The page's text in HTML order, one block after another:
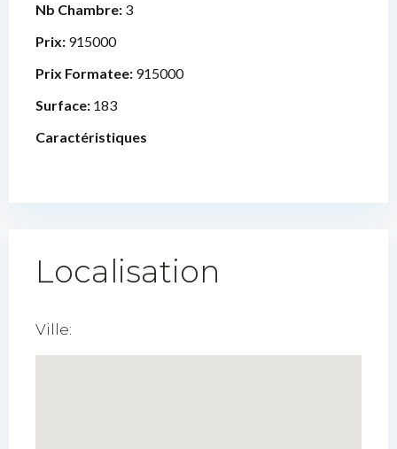
Nb Chambre: 3
Prix: 915000
Prix Formatee: 915000
Surface: 183
Caractéristiques
Localisation
Ville: